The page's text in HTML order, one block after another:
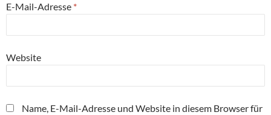
E-Mail-Adresse *
Website
Name, E-Mail-Adresse und Website in diesem Browser für